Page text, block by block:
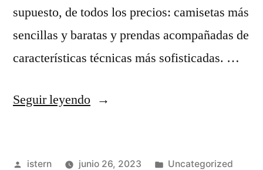
supuesto, de todos los precios: camisetas más
sencillas y baratas y prendas acompañadas de
características técnicas más sofisticadas. …
Seguir leyendo«camisetas
Publicado
istern junio 26, 2023
Publicado
Uncategorized